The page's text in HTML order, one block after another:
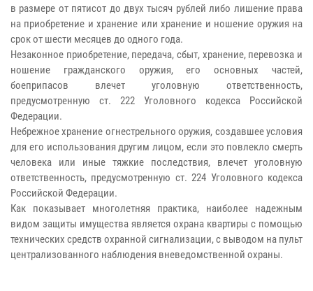
в размере от пятисот до двух тысяч рублей либо лишение права
на приобретение и хранение или хранение и ношение оружия на
срок от шести месяцев до одного года.
Незаконное приобретение, передача, сбыт, хранение, перевозка и
ношение гражданского оружия, его основных частей,
боеприпасов влечет уголовную ответственность,
предусмотренную ст. 222 Уголовного кодекса Российской
Федерации.
Небрежное хранение огнестрельного оружия, создавшее условия
для его использования другим лицом, если это повлекло смерть
человека или иные тяжкие последствия, влечет уголовную
ответственность, предусмотренную ст. 224 Уголовного кодекса
Российской Федерации.
Как показывает многолетняя практика, наиболее надежным
видом защиты имущества является охрана квартиры с помощью
технических средств охранной сигнализации, с выводом на пульт
централизованного наблюдения вневедомственной охраны.